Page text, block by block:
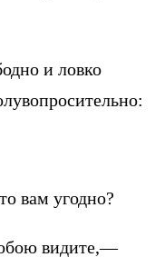
и ловко
вам угодно?
видите,—